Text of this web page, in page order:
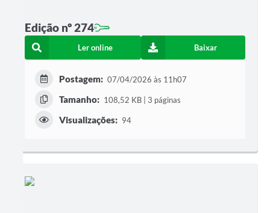
Edição nº 274
Ler online Baixar
Postagem: 07/04/2026 às 11h07
Tamanho: 108,52 KB | 3 páginas
Visualizações: 94